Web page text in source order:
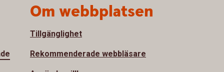
Om webbplatsen
Tillgänglighet
Rekommenderade webbläsare